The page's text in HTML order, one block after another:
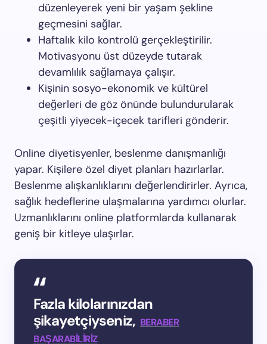
düzenleyerek yeni bir yaşam şekline
geçmesini sağlar.
Haftalık kilo kontrolü gerçekleştirilir.
Motivasyonu üst düzeyde tutarak
devamlılık sağlamaya çalışır.
Kişinin sosyo-ekonomik ve kültürel
değerleri de göz önünde bulundurularak
çeşitli yiyecek-içecek tarifleri gönderir.
Online diyetisyenler, beslenme danışmanlığı
yapar. Kişilere özel diyet planları hazırlarlar.
Beslenme alışkanlıklarını değerlendirirler. Ayrıca,
sağlık hedeflerine ulaşmalarına yardımcı olurlar.
Uzmanlıklarını online platformlarda kullanarak
geniş bir kitleye ulaşırlar.
Fazla kilolarınızdan
şikayetçiyseniz, BERABER
BAŞARABİLİRİZ